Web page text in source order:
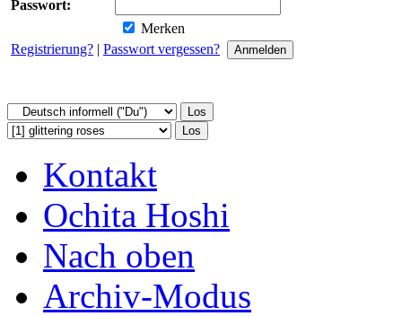
Passwort:
Merken
Registrierung? | Passwort vergessen?
Kontakt
Ochita Hoshi
Nach oben
Archiv-Modus